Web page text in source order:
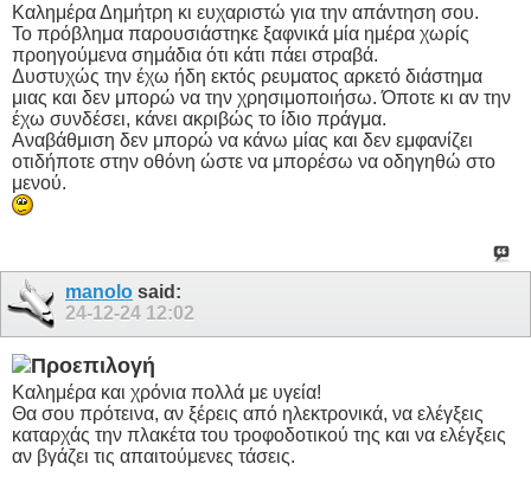
Καλημέρα Δημήτρη κι ευχαριστώ για την απάντηση σου.
Το πρόβλημα παρουσιάστηκε ξαφνικά μία ημέρα χωρίς
προηγούμενα σημάδια ότι κάτι πάει στραβά.
Δυστυχώς την έχω ήδη εκτός ρευματος αρκετό διάστημα
μιας και δεν μπορώ να την χρησιμοποιήσω. Όποτε κι αν την
έχω συνδέσει, κάνει ακριβώς το ίδιο πράγμα.
Αναβάθμιση δεν μπορώ να κάνω μίας και δεν εμφανίζει
οτιδήποτε στην οθόνη ώστε να μπορέσω να οδηγηθώ στο
μενού.
manolo said:
24-12-24 12:02
Καλημέρα και χρόνια πολλά με υγεία!
Θα σου πρότεινα, αν ξέρεις από ηλεκτρονικά, να ελέγξεις
καταρχάς την πλακέτα του τροφοδοτικού της και να ελέγξεις
αν βγάζει τις απαιτούμενες τάσεις.